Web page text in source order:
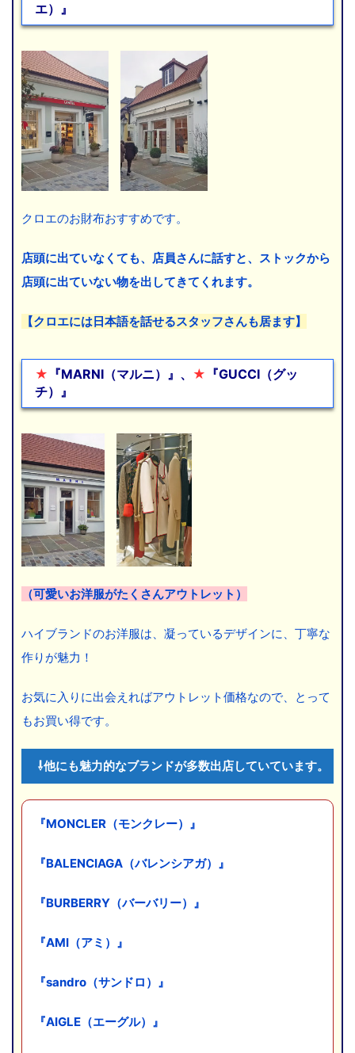
エ）』
クロエのお財布おすすめです。
店頭に出ていなくても、店員さんに話すと、ストックから
店頭に出ていない物を出してきてくれます。
【クロエには日本語を話せるスタッフさんも居ます】
★ 『MARNI（マルニ）』、 ★ 『GUCCI（グッ
チ）』
（可愛いお洋服がたくさんアウトレット）
ハイブランドのお洋服は、凝っているデザインに、丁寧な
作りが魅力！
お気に入りに出会えればアウトレット価格なので、とって
もお買い得です。
⇩他にも魅力的なブランドが多数出店していています。
『MONCLER（モンクレー）』
『BALENCIAGA（バレンシアガ）』
『BURBERRY（バーバリー）』
『AMI（アミ）』
『sandro（サンドロ）』
『AIGLE（エーグル）』